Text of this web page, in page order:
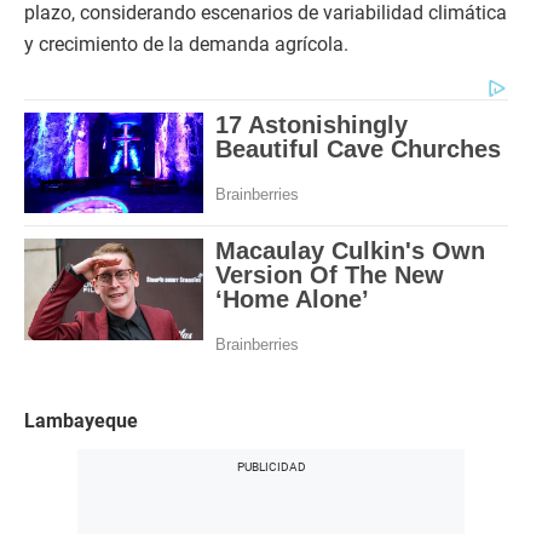
plazo, considerando escenarios de variabilidad climática
y crecimiento de la demanda agrícola.
Lambayeque